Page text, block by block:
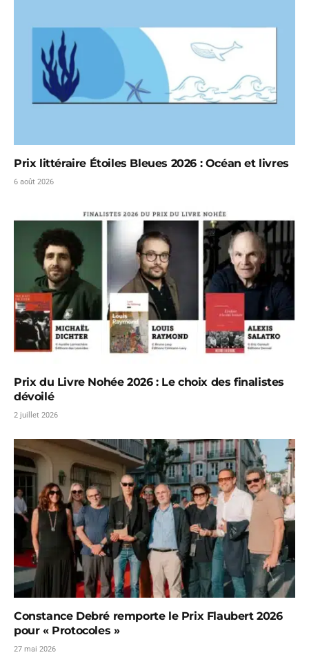
Prix littéraire Étoiles Bleues 2026 : Océan et livres
6 août 2026
Prix du Livre Nohée 2026 : Le choix des finalistes
dévoilé
2 juillet 2026
Constance Debré remporte le Prix Flaubert 2026
pour « Protocoles »
27 mai 2026